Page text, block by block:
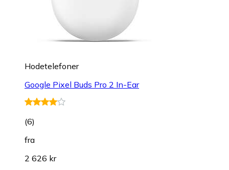
Hodetelefoner
Google Pixel Buds Pro 2 In-Ear
(6)
fra
2 626 kr